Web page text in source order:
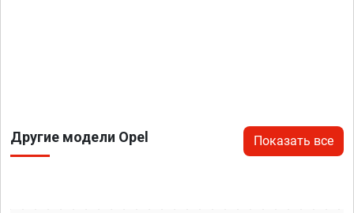
Другие модели Opel Показать все